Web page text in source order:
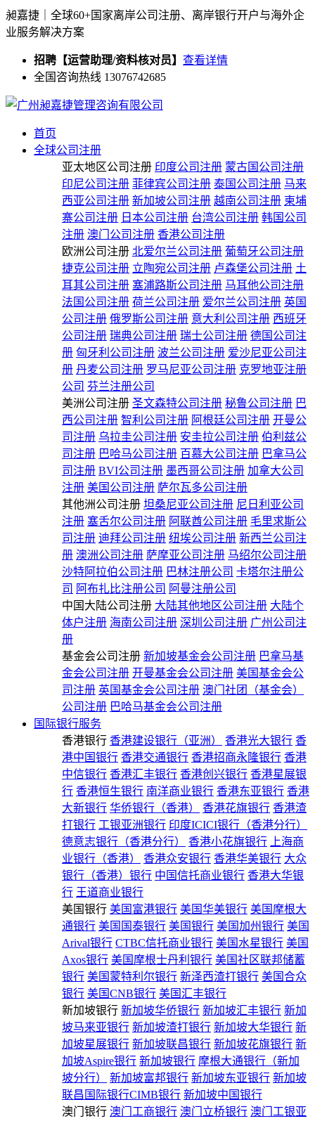
昶嘉捷｜全球60+国家离岸公司注册、离岸银行开户与海外企
业服务解决方案
招聘【运营助理/资料核对员】 查看详情
全国咨询热线 13076742685
首页
全球公司注册
亚太地区公司注册 印度公司注册 蒙古国公司注册
印尼公司注册 菲律宾公司注册 泰国公司注册 马来
西亚公司注册 新加坡公司注册 越南公司注册 柬埔
寨公司注册 日本公司注册 台湾公司注册 韩国公司
注册 澳门公司注册 香港公司注册
欧洲公司注册 北爱尔兰公司注册 葡萄牙公司注册
捷克公司注册 立陶宛公司注册 卢森堡公司注册 土
耳其公司注册 塞浦路斯公司注册 马耳他公司注册
法国公司注册 荷兰公司注册 爱尔兰公司注册 英国
公司注册 俄罗斯公司注册 意大利公司注册 西班牙
公司注册 瑞典公司注册 瑞士公司注册 德国公司注
册 匈牙利公司注册 波兰公司注册 爱沙尼亚公司注
册 丹麦公司注册 罗马尼亚公司注册 克罗地亚注册
公司 芬兰注册公司
美洲公司注册 圣文森特公司注册 秘鲁公司注册 巴
西公司注册 智利公司注册 阿根廷公司注册 开曼公
司注册 乌拉圭公司注册 安圭拉公司注册 伯利兹公
司注册 巴哈马公司注册 百慕大公司注册 巴拿马公
司注册 BVI公司注册 墨西哥公司注册 加拿大公司
注册 美国公司注册 萨尔瓦多公司注册
其他洲公司注册 坦桑尼亚公司注册 尼日利亚公司
注册 塞舌尔公司注册 阿联酋公司注册 毛里求斯公
司注册 迪拜公司注册 纽埃公司注册 新西兰公司注
册 澳洲公司注册 萨摩亚公司注册 马绍尔公司注册
沙特阿拉伯公司注册 巴林注册公司 卡塔尔注册公
司 阿布扎比注册公司 阿曼注册公司
中国大陆公司注册 大陆其他地区公司注册 大陆个
体户注册 海南公司注册 深圳公司注册 广州公司注
册
基金会公司注册 新加坡基金会公司注册 巴拿马基
金会公司注册 开曼基金会公司注册 美国基金会公
司注册 英国基金会公司注册 澳门社团（基金会）
公司注册 巴哈马基金会公司注册
国际银行服务
香港银行 香港建设银行（亚洲） 香港光大银行 香
港中国银行 香港交通银行 香港招商永隆银行 香港
中信银行 香港汇丰银行 香港创兴银行 香港星展银
行 香港恒生银行 南洋商业银行 香港东亚银行 香港
大新银行 华侨银行（香港） 香港花旗银行 香港渣
打银行 工银亚洲银行 印度ICICI银行（香港分行）
德意志银行（香港分行）
香港小花旗银行
上海商
业银行（香港）
香港众安银行 香港华美银行 大众
银行（香港）银行 中国信托商业银行 香港大华银
行 王道商业银行
美国银行 美国富港银行 美国华美银行 美国摩根大
通银行 美国国泰银行 美国银行 美国加州银行 美国
Arival银行 CTBC信托商业银行 美国水星银行 美国
Axos银行 美国摩根士丹利银行 美国社区联邦储蓄
银行 美国蒙特利尔银行 新泽西渣打银行 美国合众
银行 美国CNB银行 美国汇丰银行
新加坡银行 新加坡华侨银行 新加坡汇丰银行 新加
坡马来亚银行 新加坡渣打银行 新加坡大华银行 新
加坡星展银行 新加坡联昌银行 新加坡花旗银行 新
加坡Aspire银行 新加坡银行 摩根大通银行（新加
坡分行）
新加坡富邦银行 新加坡东亚银行 新加坡
联昌国际银行CIMB银行 新加坡中国银行
澳门银行 澳门工商银行 澳门立桥银行 澳门工银亚